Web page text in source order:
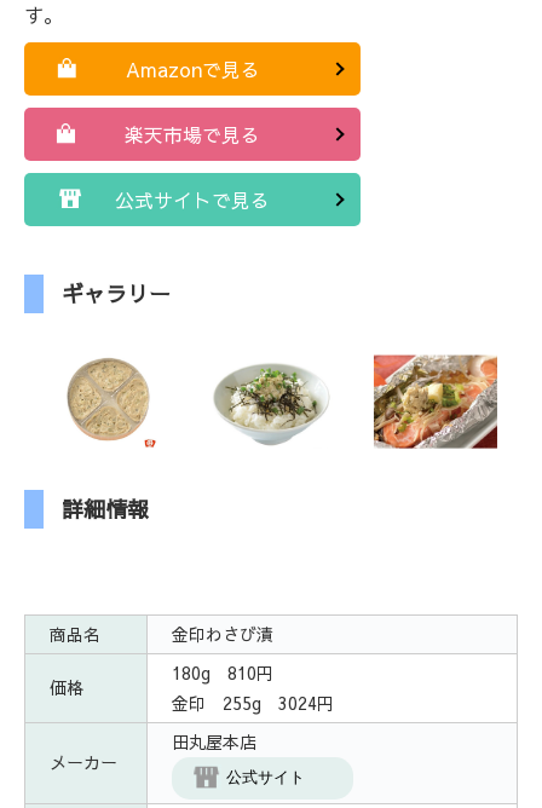
す。
Amazonで見る
楽天市場で見る
公式サイトで見る
ギャラリー
詳細情報
商品名 金印わさび漬
価格
180g 810円
金印 255g 3024円
メーカー
田丸屋本店
公式サイト